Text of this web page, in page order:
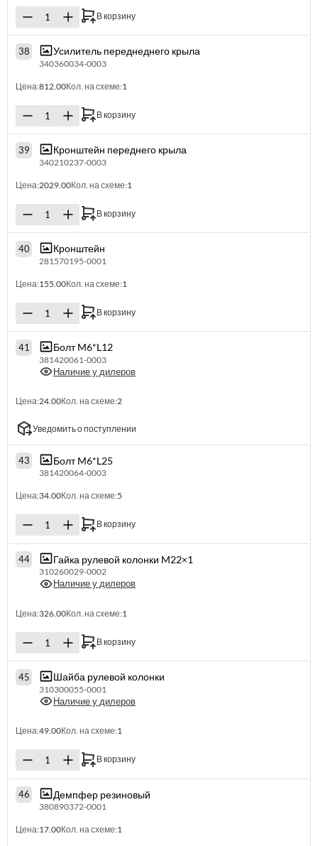
В корзину
38 Усилитель переднеднего крыла
340360034-0003
Цена:812.00Кол. на схеме:1
В корзину
39 Кронштейн переднего крыла
340210237-0003
Цена:2029.00Кол. на схеме:1
В корзину
40 Кронштейн
281570195-0001
Цена:155.00Кол. на схеме:1
В корзину
41 Болт M6*L12
381420061-0003
Наличие у дилеров
Цена:24.00Кол. на схеме:2
Уведомить о поступлении
43 Болт M6*L25
381420064-0003
Цена:34.00Кол. на схеме:5
В корзину
44 Гайка рулевой колонки M22×1
310260029-0002
Наличие у дилеров
Цена:326.00Кол. на схеме:1
В корзину
45 Шайба рулевой колонки
310300055-0001
Наличие у дилеров
Цена:49.00Кол. на схеме:1
В корзину
46 Демпфер резиновый
380890372-0001
Цена:17.00Кол. на схеме:1